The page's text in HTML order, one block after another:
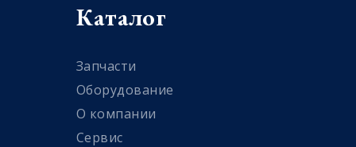
Каталог
Запчасти
Оборудование
О компании
Сервис